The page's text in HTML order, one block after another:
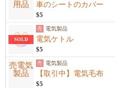
車のシートのカバー
$5
SOLD
売 電気製品
電気ケトル
$5
売 電気製品
【取引中】電気毛布
$5